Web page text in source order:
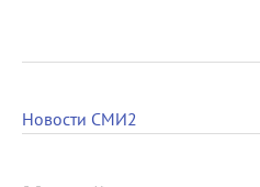
Новости СМИ2